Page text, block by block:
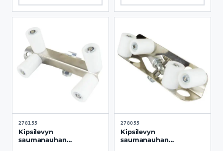
278155
Kipsilevyn
saumanauhan
278055
Kipsilevyn
saumanauhan